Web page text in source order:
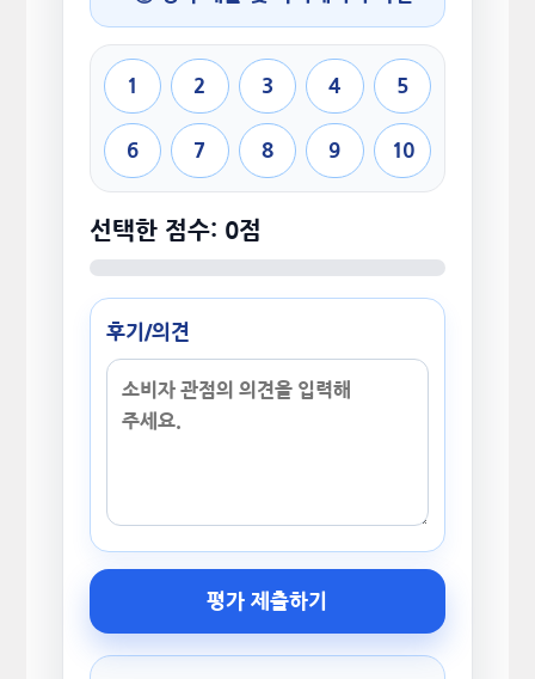
1 2 3 4 5
6 7 8 9 10
선택한 점수: 0점
후기/의견
평가 제출하기